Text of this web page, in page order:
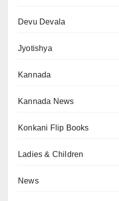
Devu Devala
Jyotishya
Kannada
Kannada News
Konkani Flip Books
Ladies & Children
News